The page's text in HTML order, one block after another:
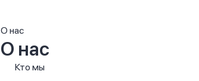
О нас
О нас
Кто мы